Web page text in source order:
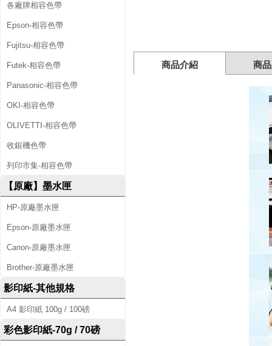
各廠牌相容色帶
Epson-相容色帶
Fujitsu-相容色帶
Futek-相容色帶
Panasonic-相容色帶
OKI-相容色帶
OLIVETTI-相容色帶
收銀機色帶
列印市集-相容色帶
【原廠】墨水匣
HP-原廠墨水匣
Epson-原廠墨水匣
Canon-原廠墨水匣
Brother-原廠墨水匣
影印紙-其他規格
A4 影印紙 100g / 100磅
彩色影印紙-70g / 70磅
商品介紹 商